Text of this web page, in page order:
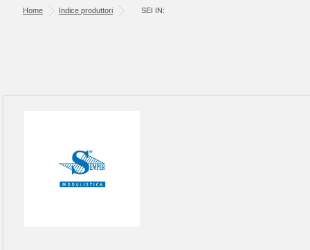
SEI IN:
Home Indice produttori